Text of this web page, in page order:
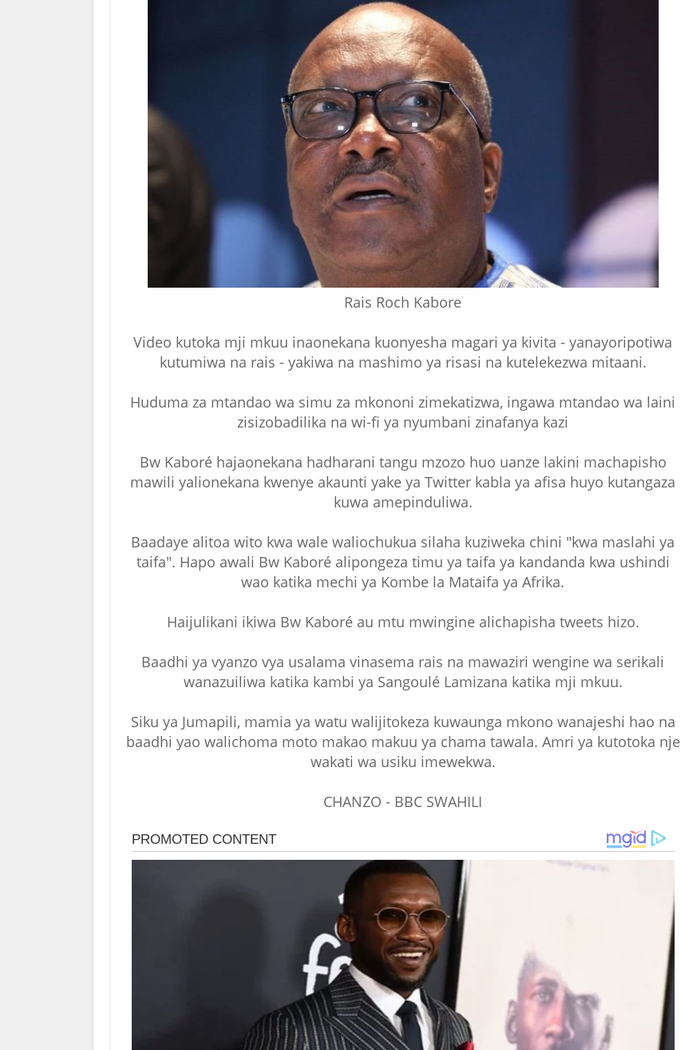
Rais Roch Kabore
Video kutoka mji mkuu inaonekana kuonyesha magari ya kivita - yanayoripotiwa
kutumiwa na rais - yakiwa na mashimo ya risasi na kutelekezwa mitaani.
Huduma za mtandao wa simu za mkononi zimekatizwa, ingawa mtandao wa laini
zisizobadilika na wi-fi ya nyumbani zinafanya kazi
Bw Kaboré hajaonekana hadharani tangu mzozo huo uanze lakini machapisho
mawili yalionekana kwenye akaunti yake ya Twitter kabla ya afisa huyo kutangaza
kuwa amepinduliwa.
Baadaye alitoa wito kwa wale waliochukua silaha kuziweka chini "kwa maslahi ya
taifa". Hapo awali Bw Kaboré alipongeza timu ya taifa ya kandanda kwa ushindi
wao katika mechi ya Kombe la Mataifa ya Afrika.
Haijulikani ikiwa Bw Kaboré au mtu mwingine alichapisha tweets hizo.
Baadhi ya vyanzo vya usalama vinasema rais na mawaziri wengine wa serikali
wanazuiliwa katika kambi ya Sangoulé Lamizana katika mji mkuu.
Siku ya Jumapili, mamia ya watu walijitokeza kuwaunga mkono wanajeshi hao na
baadhi yao walichoma moto makao makuu ya chama tawala. Amri ya kutotoka nje
wakati wa usiku imewekwa.
CHANZO - BBC SWAHILI